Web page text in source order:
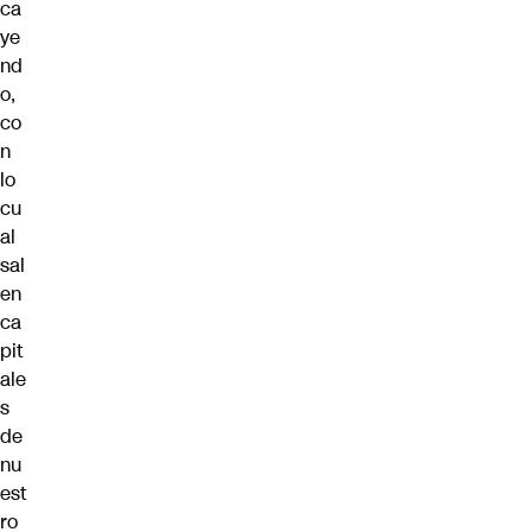
ca
ye
nd
o,
co
n
lo
cu
al
sal
en
ca
pit
ale
s
de
nu
est
ro